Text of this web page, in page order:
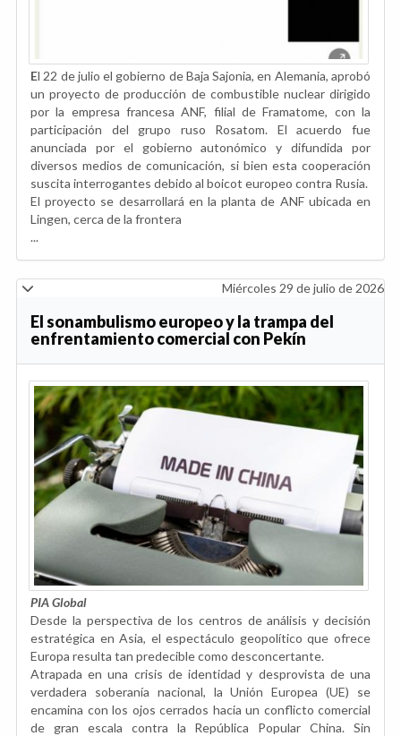
El 22 de julio el gobierno de Baja Sajonia, en Alemania, aprobó
un proyecto de producción de combustible nuclear dirigido
por la empresa francesa ANF, filial de Framatome, con la
participación del grupo ruso Rosatom. El acuerdo fue
anunciada por el gobierno autonómico y difundida por
diversos medios de comunicación, si bien esta cooperación
suscita interrogantes debido al boicot europeo contra Rusia.
El proyecto se desarrollará en la planta de ANF ubicada en
Lingen, cerca de la frontera
...
Miércoles 29 de julio de 2026
El sonambulismo europeo y la trampa del
enfrentamiento comercial con Pekín
PIA Global
Desde la perspectiva de los centros de análisis y decisión
estratégica en Asia, el espectáculo geopolítico que ofrece
Europa resulta tan predecible como desconcertante.
Atrapada en una crisis de identidad y desprovista de una
verdadera soberanía nacional, la Unión Europea (UE) se
encamina con los ojos cerrados hacia un conflicto comercial
de gran escala contra la República Popular China. Sin